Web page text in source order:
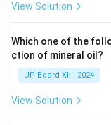
View Solution
Which one of the
ction of mineral oil?
UP Board XII - 2024
View Solution